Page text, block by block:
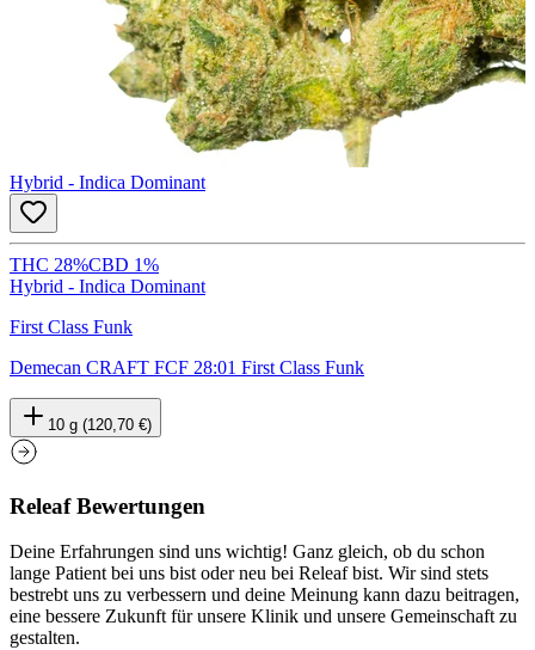
Hybrid - Indica Dominant
THC 28%CBD 1%
Hybrid - Indica Dominant
First Class Funk
Demecan CRAFT FCF 28:01 First Class Funk
10 g (120,70 €)
Releaf Bewertungen
Deine Erfahrungen sind uns wichtig! Ganz gleich, ob du schon
lange Patient bei uns bist oder neu bei Releaf bist. Wir sind stets
bestrebt uns zu verbessern und deine Meinung kann dazu beitragen,
eine bessere Zukunft für unsere Klinik und unsere Gemeinschaft zu
gestalten.